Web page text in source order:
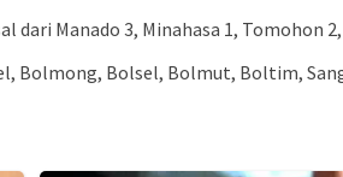
dari Manado 3, Minahasa 1, Tomohon
Bolmong, Bolsel, Bolmut, Boltim,